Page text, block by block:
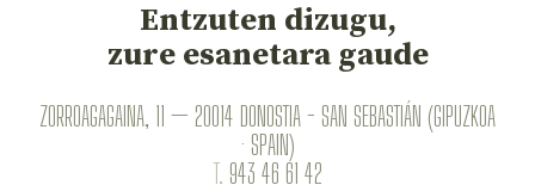
Entzuten dizugu,
zure esanetara gaude
ZORROAGAGAINA, 11 — 20014 DONOSTIA - SAN SEBASTIÁN (GIPUZKOA
· SPAIN)
T. 943 46 61 42